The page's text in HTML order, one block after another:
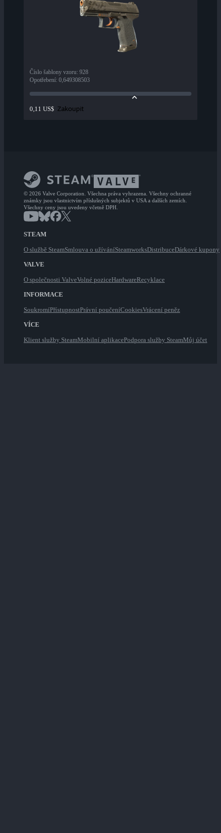
Číslo šablony vzoru: 928
Opotřebení: 0,649308503
0,11 US$ Zakoupit
© 2026 Valve Corporation. Všechna práva vyhrazena. Všechny ochranné
známky jsou vlastnictvím příslušných subjektů v USA a dalších zemích.
Všechny ceny jsou uvedeny včetně DPH.
STEAM
O službě SteamSmlouva o užíváníSteamworksDistribuceDárkové kupony
VALVE
O společnosti ValveVolné poziceHardwareRecyklace
INFORMACE
SoukromíPřístupnostPrávní poučeníCookiesVrácení peněz
VÍCE
Klient služby SteamMobilní aplikacePodpora služby SteamMůj účet